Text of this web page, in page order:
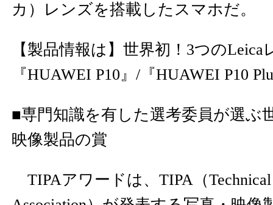
カ）レンズを搭載したスマホだ。
【製品情報は】 世界初！3つのLeica
『HUAWEI P10』/『HUAWEI P10
■専門知識を有した選考委員が選ぶ
映像製品の賞
TIPAアワードは、TIPA（Technical